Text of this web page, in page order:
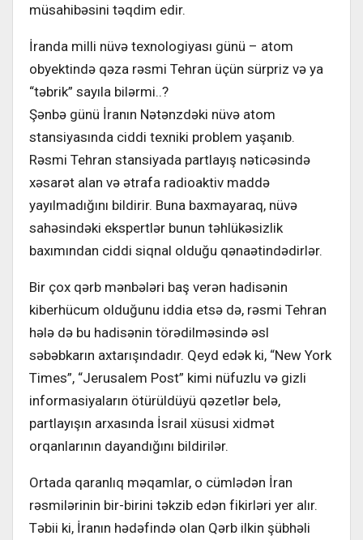
müsahibəsini təqdim edir.
İranda milli nüvə texnologiyası günü – atom
obyektində qəza rəsmi Tehran üçün sürpriz və ya
“təbrik” sayıla bilərmi..?
Şənbə günü İranın Nətənzdəki nüvə atom
stansiyasında ciddi texniki problem yaşanıb.
Rəsmi Tehran stansiyada partlayış nəticəsində
xəsarət alan və ətrafa radioaktiv maddə
yayılmadığını bildirir. Buna baxmayaraq, nüvə
sahəsindəki ekspertlər bunun təhlükəsizlik
baxımından ciddi siqnal olduğu qənaətindədirlər.
Bir çox qərb mənbələri baş verən hadisənin
kiberhücum olduğunu iddia etsə də, rəsmi Tehran
hələ də bu hadisənin törədilməsində əsl
səbəbkarın axtarışındadır. Qeyd edək ki, “New York
Times”, “Jerusalem Post” kimi nüfuzlu və gizli
informasiyaların ötürüldüyü qəzetlər belə,
partlayışın arxasında İsrail xüsusi xidmət
orqanlarının dayandığını bildirilər.
Ortada qaranlıq məqamlar, o cümlədən İran
rəsmilərinin bir-birini təkzib edən fikirləri yer alır.
Təbii ki, İranın hədəfində olan Qərb ilkin şübhəli